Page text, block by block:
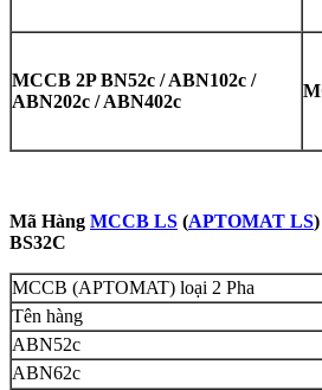
MCCB 2P BN52c / ABN102c /
ABN202c / ABN402c
Mã Hàng MCCB LS (APTOMAT LS
BS32C
MCCB (APTOMAT) loại 2 Pha
Tên hàng
ABN52c
ABN62c